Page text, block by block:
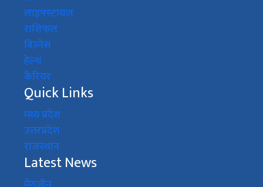
लाइफ़्स्टायल
राशिफल
बिज़्नेस
हेल्थ
कैरियर
Quick Links
मध्य प्रदेश
उत्तरप्रदेश
राजस्थान
Latest News